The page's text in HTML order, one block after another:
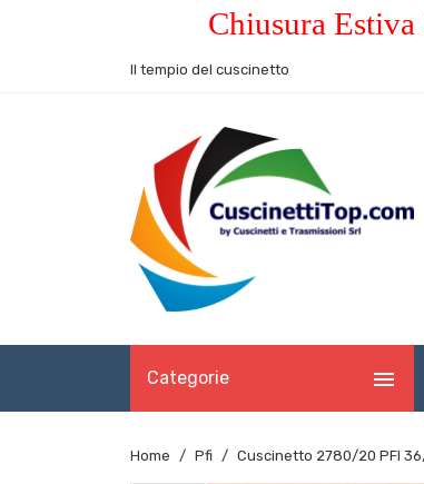
Chiusura
Il tempio del cuscinetto
Categorie 
Home Pfi Cuscinetto 2780/20 PFI